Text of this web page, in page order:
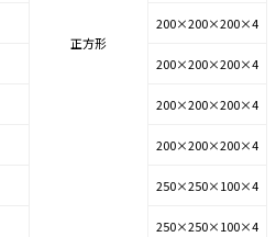
正方形
200×200×200×4
200×200×200×4
200×200×200×4
200×200×200×4
250×250×100×4
250×250×100×4